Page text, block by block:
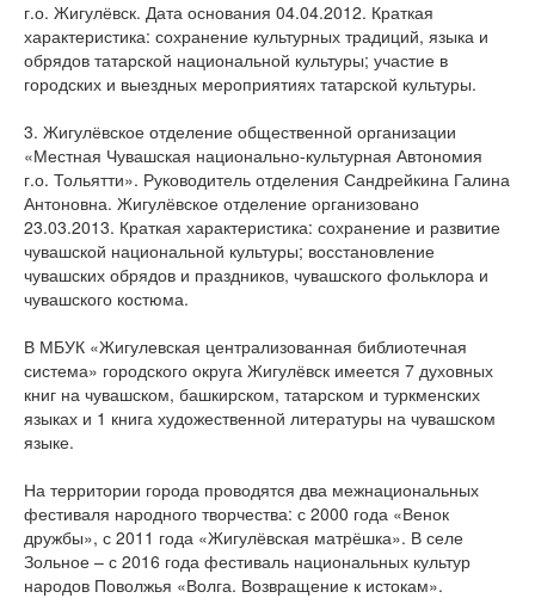
г.о. Жигулёвск. Дата основания 04.04.2012. Краткая
характеристика: сохранение культурных традиций, языка и
обрядов татарской национальной культуры; участие в
городских и выездных мероприятиях татарской культуры.
3. Жигулёвское отделение общественной организации
«Местная Чувашская национально-культурная Автономия
г.о. Тольятти». Руководитель отделения Сандрейкина Галина
Антоновна. Жигулёвское отделение организовано
23.03.2013. Краткая характеристика: сохранение и развитие
чувашской национальной культуры; восстановление
чувашских обрядов и праздников, чувашского фольклора и
чувашского костюма.
В МБУК «Жигулевская централизованная библиотечная
система» городского округа Жигулёвск имеется 7 духовных
книг на чувашском, башкирском, татарском и туркменских
языках и 1 книга художественной литературы на чувашском
языке.
На территории города проводятся два межнациональных
фестиваля народного творчества: с 2000 года «Венок
дружбы», с 2011 года «Жигулёвская матрёшка». В селе
Зольное – с 2016 года фестиваль национальных культур
народов Поволжья «Волга. Возвращение к истокам».